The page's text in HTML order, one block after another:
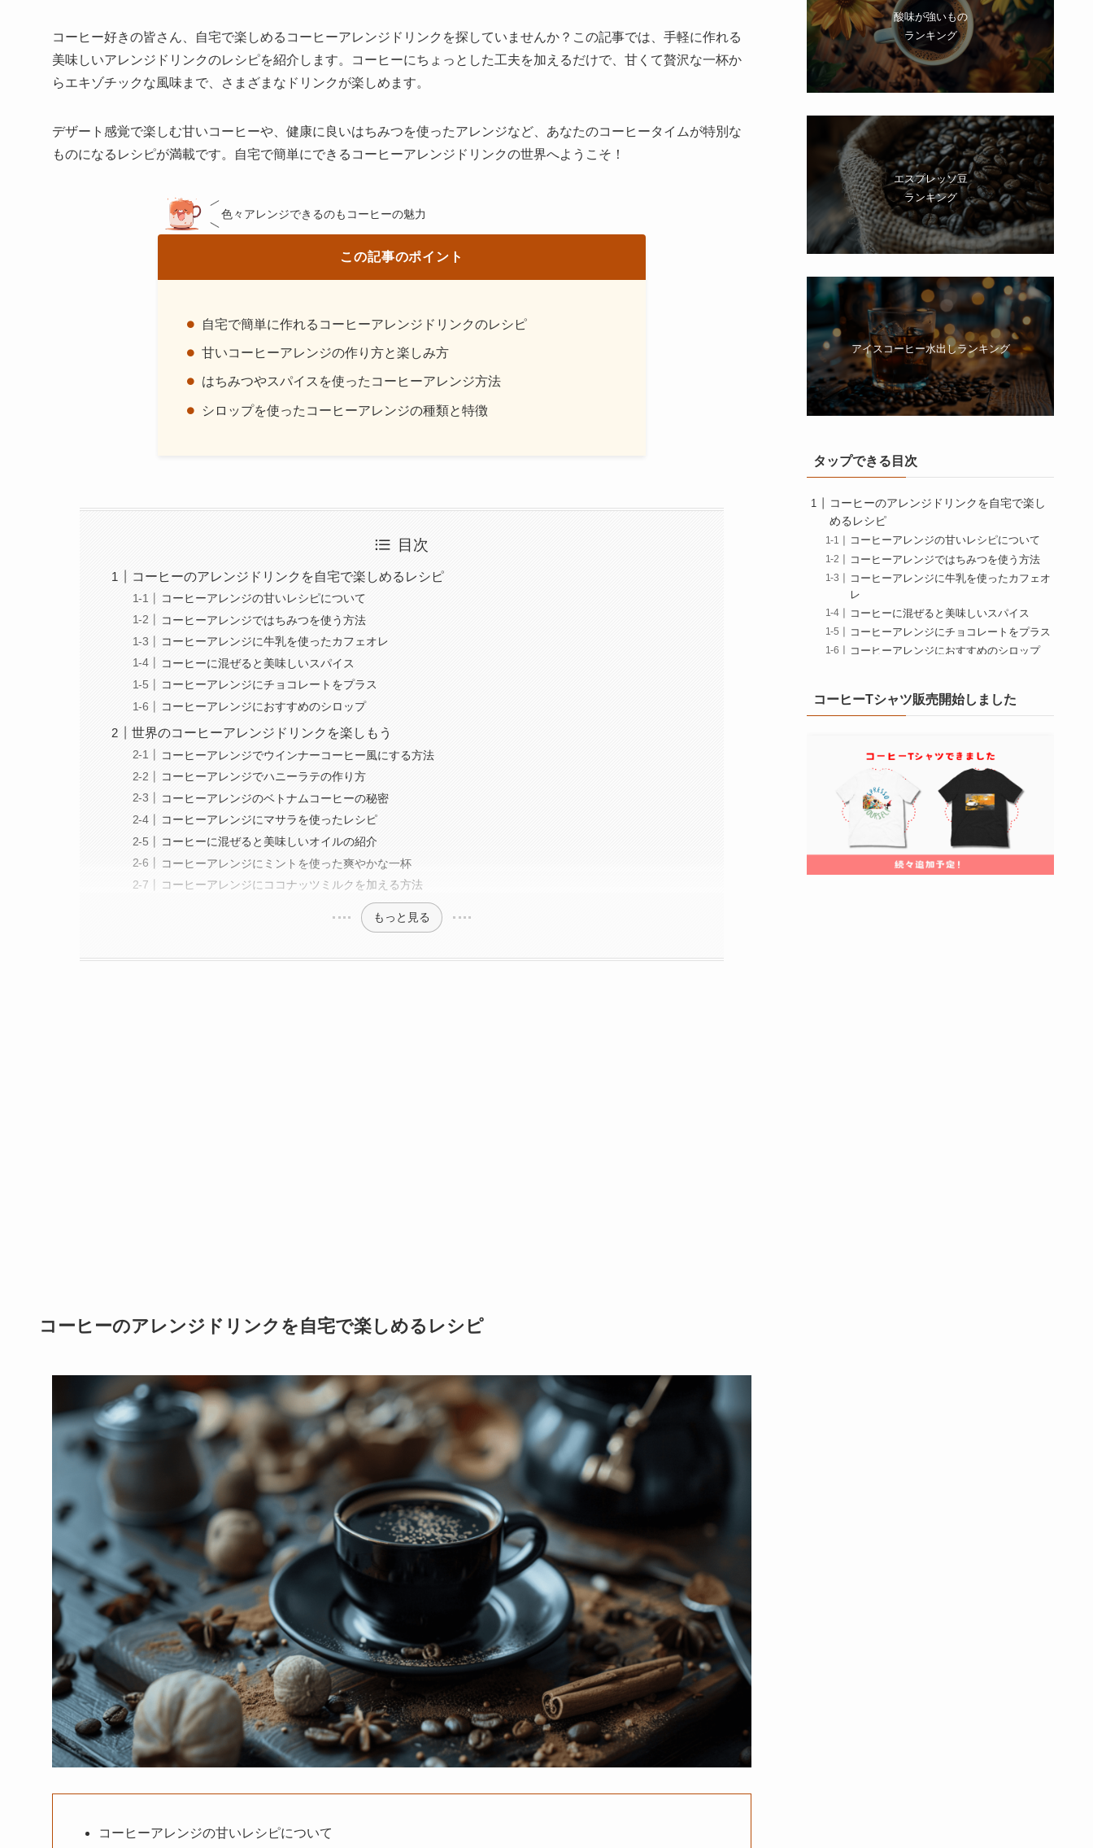
コーヒー好きの皆さん、自宅で楽しめるコーヒーアレンジドリンクを探していませんか？この記事では、手軽に作れる
美味しいアレンジドリンクのレシピを紹介します。コーヒーにちょっとした工夫を加えるだけで、甘くて贅沢な一杯か
らエキゾチックな風味まで、さまざまなドリンクが楽しめます。
デザート感覚で楽しむ甘いコーヒーや、健康に良いはちみつを使ったアレンジなど、あなたのコーヒータイムが特別な
ものになるレシピが満載です。自宅で簡単にできるコーヒーアレンジドリンクの世界へようこそ！
色々アレンジできるのもコーヒーの魅力
この記事のポイント
自宅で簡単に作れるコーヒーアレンジドリンクのレシピ
甘いコーヒーアレンジの作り方と楽しみ方
はちみつやスパイスを使ったコーヒーアレンジ方法
シロップを使ったコーヒーアレンジの種類と特徴
目次
コーヒーのアレンジドリンクを自宅で楽しめるレシピ
コーヒーアレンジの甘いレシピについて
コーヒーアレンジではちみつを使う方法
コーヒーアレンジに牛乳を使ったカフェオレ
コーヒーに混ぜると美味しいスパイス
コーヒーアレンジにチョコレートをプラス
コーヒーアレンジにおすすめのシロップ
世界のコーヒーアレンジドリンクを楽しもう
コーヒーアレンジでウインナーコーヒー風にする方法
コーヒーアレンジでハニーラテの作り方
コーヒーアレンジのベトナムコーヒーの秘密
コーヒーアレンジにマサラを使ったレシピ
コーヒーに混ぜると美味しいオイルの紹介
コーヒーアレンジにミントを使った爽やかな一杯
コーヒーアレンジにココナッツミルクを加える方法
もっと見る
コーヒーのアレンジドリンクを自宅で楽しめるレシピ
コーヒーアレンジの甘いレシピについて
酸味が強いもの
ランキング
エスプレッソ豆
ランキング
アイスコーヒー水出しランキング
タップできる目次
コーヒーのアレンジドリンクを自宅で楽し
めるレシピ
コーヒーアレンジの甘いレシピについて
コーヒーアレンジではちみつを使う方法
コーヒーアレンジに牛乳を使ったカフェオ
レ
コーヒーに混ぜると美味しいスパイス
コーヒーアレンジにチョコレートをプラス
コーヒーアレンジにおすすめのシロップ
コーヒーアレンジのベトナムコーヒーの秘
コーヒーアレンジにマサラを使ったレシピ
コーヒーに混ぜると美味しいオイルの紹介
コーヒーアレンジにミントを使った爽やか
な一杯
コーヒーアレンジにココナッツミルクを加
コーヒーTシャツ販売開始しました